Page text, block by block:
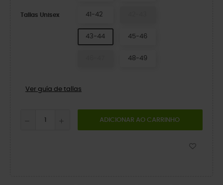
Tallas Unisex 41-42
43-44 45-46
48-49
Ver guía de tallas
ADICIONAR AO CARRINHO